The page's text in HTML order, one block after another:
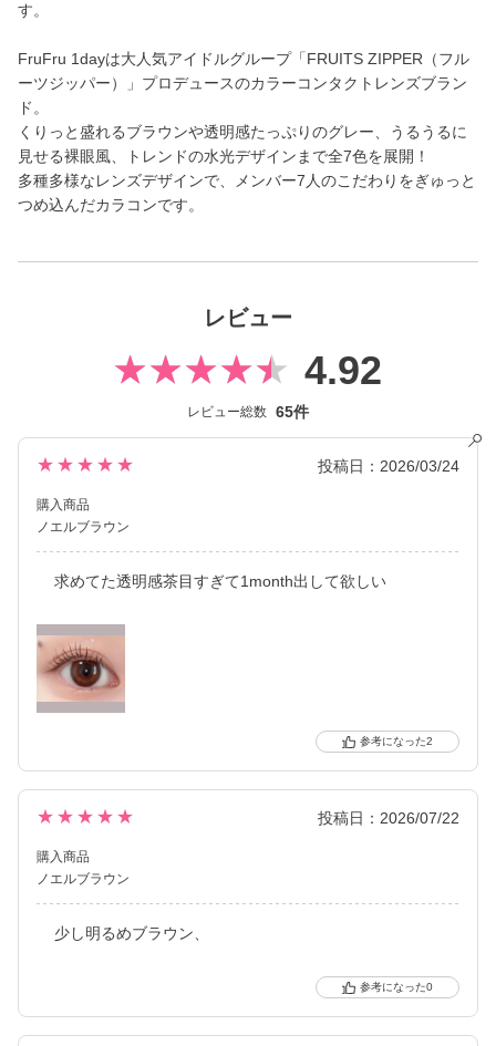
す。
FruFru 1dayは大人気アイドルグループ「FRUITS ZIPPER（フル
ーツジッパー）」プロデュースのカラーコンタクトレンズブラン
ド。
くりっと盛れるブラウンや透明感たっぷりのグレー、うるうるに
見せる裸眼風、トレンドの水光デザインまで全7色を展開！
多種多様なレンズデザインで、メンバー7人のこだわりをぎゅっと
つめ込んだカラコンです。
レビュー
4.92
レビュー総数 65件
★★★★★ 投稿日：2026/03/24
購入商品
ノエルブラウン
求めてた透明感茶目すぎて1month出して欲しい
2
★★★★★ 投稿日：2026/07/22
購入商品
ノエルブラウン
少し明るめブラウン、
0